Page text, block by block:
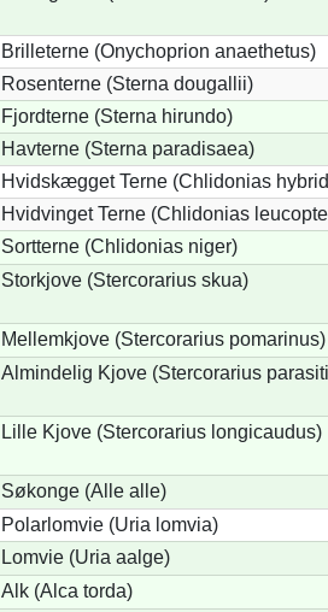
Brilleterne (Onychoprion anaethetus)
Rosenterne (Sterna dougallii)
Fjordterne (Sterna hirundo)
Havterne (Sterna paradisaea)
Hvidskægget Terne (Chlidonias
Hvidvinget Terne (Chlidonias
Sortterne (Chlidonias niger)
Storkjove (Stercorarius skua)
Mellemkjove (Stercorarius pomarinus)
Almindelig Kjove (Stercorarius
Lille Kjove (Stercorarius longicaudus)
Søkonge (Alle alle)
Polarlomvie (Uria lomvia)
Lomvie (Uria aalge)
Alk (Alca torda)